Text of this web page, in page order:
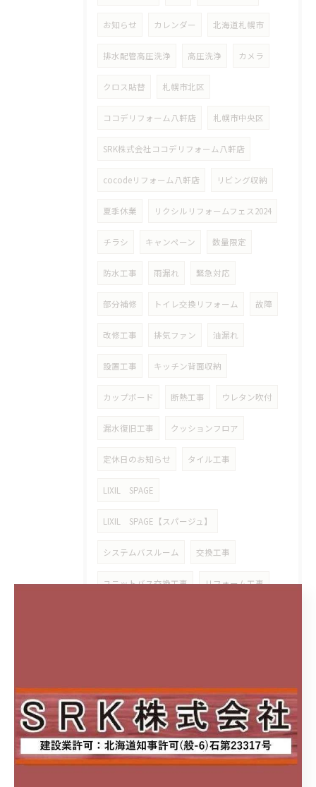
お知らせ カレンダー 北海道札幌市
排水配管高圧洗浄 高圧洗浄 カメラ
クロス貼替 札幌市北区
ココデリフォーム八軒店 札幌市中央区
SRK株式会社ココデリフォーム八軒店
cocodeリフォーム八軒店 リビング収納
夏季休業 リクシルリフォームフェス2024
チラシ キャンペーン 数量限定
防水工事 雨漏れ 緊急対応
部分補修 トイレ交換リフォーム 故障
改修工事 排気ファン 油漏れ
設置工事 キッチン背面収納
カップボード 断熱工事 ウレタン吹付
漏水復旧工事 クッションフロア
定休日のお知らせ タイル工事
LIXIL SPAGE
LIXIL SPAGE【スパージュ】
システムバスルーム 交換工事
ユニットバス交換工事 リフォーム工事
解体工事 現状回復工事
石綿事前調査結果の掲示 石綿(アスベスト)
ばく露防止措置 呼吸用保護具